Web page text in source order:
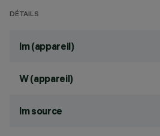
DÉTAILS
lm (appareil)
W (appareil)
lm source